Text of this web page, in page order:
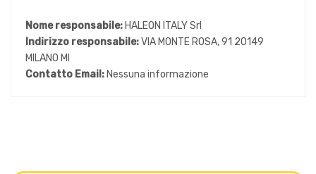
Nome responsabile: HALEON ITALY Srl
Indirizzo responsabile:VIA MONTE ROSA, 91 20149
MILANO MI
Contatto Email: Nessuna informazione